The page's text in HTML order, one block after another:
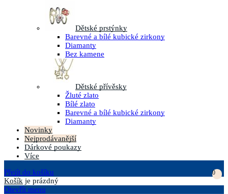
Dětské prstýnky
Barevné a bílé kubické zirkony
Diamanty
Bez kamene
Dětské přívěsky
Žluté zlato
Bílé zlato
Barevné a bílé kubické zirkony
Diamanty
Novinky
Nejprodávanější
Dárkové poukazy
Více
Přejít do košíku
0
Košík je prázdný
Otevřít menu